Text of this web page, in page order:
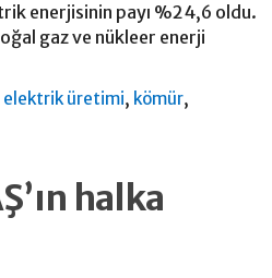
enerjisinin payı %24,6 oldu.
gaz ve nükleer enerji
elektrik üretimi, kömür,
halka